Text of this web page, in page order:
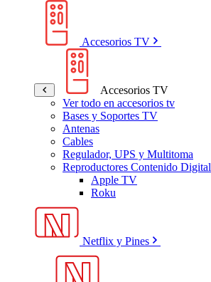
Accesorios TV
Accesorios TV
Ver todo en accesorios tv
Bases y Soportes TV
Antenas
Cables
Regulador, UPS y Multitoma
Reproductores Contenido Digital
Apple TV
Roku
Netflix y Pines